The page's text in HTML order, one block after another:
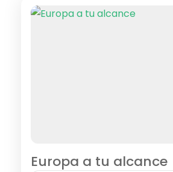
Europa a tu alcance